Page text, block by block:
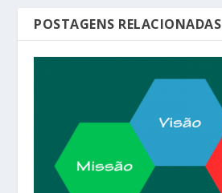
POSTAGENS RELACIONADAS